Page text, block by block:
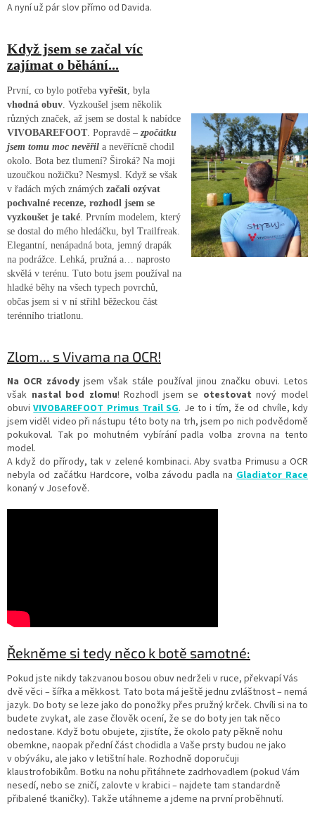
A nyní už pár slov přímo od Davida.
Když jsem se začal víc
zajímat o běhání...
První, co bylo potřeba vyřešit, byla
vhodná obuv. Vyzkoušel jsem několik
různých značek, až jsem se dostal k nabídce
VIVOBAREFOOT. Popravdě –zpočátku
jsem tomu moc nevěřil a nevěřícně chodil
okolo. Bota bez tlumení? Široká? Na moji
uzoučkou nožičku? Nesmysl. Když se však
v řadách mých známých začali ozývat
pochvalné recenze, rozhodl jsem se
vyzkoušet je také. Prvním modelem, který
se dostal do mého hledáčku, byl Trailfreak.
Elegantní, nenápadná bota, jemný drapák
na podrážce. Lehká, pružná a… naprosto
skvělá v terénu. Tuto botu jsem používal na
hladké běhy na všech typech povrchů,
občas jsem si v ní střihl běžeckou část
terénního triatlonu.
Zlom... s Vivama na OCR!
Na OCR závody jsem však stále používal jinou značku obuvi. Letos
však nastal bod zlomu! Rozhodl jsem se otestovat nový model
obuviVIVOBAREFOOT Primus Trail SG. Je to i tím, že od chvíle, kdy
jsem viděl video při nástupu této boty na trh, jsem po nich podvědomě
pokukoval. Tak po mohutném vybírání padla volba zrovna na tento
model.
A když do přírody, tak v zelené kombinaci. Aby svatba Primusu a OCR
nebyla od začátku Hardcore, volba závodu padla naGladiator Race
konaný v Josefově.
Řekněme si tedy něco k botě samotné:
Pokud jste nikdy takzvanou bosou obuv nedrželi v ruce, překvapí Vás
dvě věci – šířka a měkkost. Tato bota má ještě jednu zvláštnost – nemá
jazyk. Do boty se leze jako do ponožky přes pružný krček. Chvíli si na to
budete zvykat, ale zase člověk ocení, že se do boty jen tak něco
nedostane. Když botu obujete, zjistíte, že okolo paty pěkně nohu
obemkne, naopak přední část chodidla a Vaše prsty budou ne jako
v obýváku, ale jako v letištní hale. Rozhodně doporučuji
klaustrofobikům. Botku na nohu přitáhnete zadrhovadlem (pokud Vám
nesedí, nebo se zničí, zalovte v krabici – najdete tam standardně
přibalené tkaničky). Takže utáhneme a jdeme na první proběhnutí.